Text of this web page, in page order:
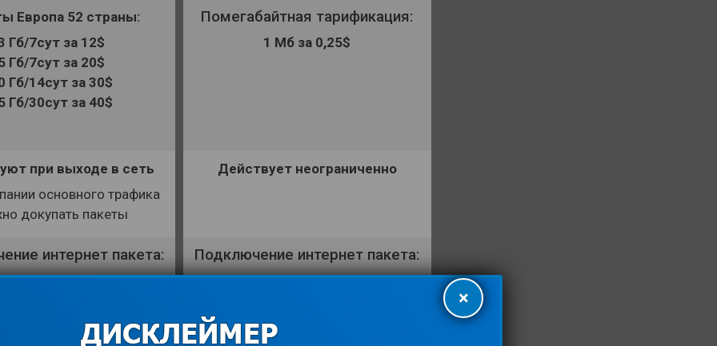
Европа 52 страны:
Гб/7сут за 12$
Гб/7сут за 20$
Гб/14сут за 30$
Гб/30сут за 40$
при выходе в сеть
основного трафика
докупать пакеты
интернет пакета:
при активации
интернета:
Помегабайтная тарификация:
1 Мб за 0,25$
Действует неограниченно
Подключение интернет пакета:
Помегабайтная тарификация
Раздача интернета:
×